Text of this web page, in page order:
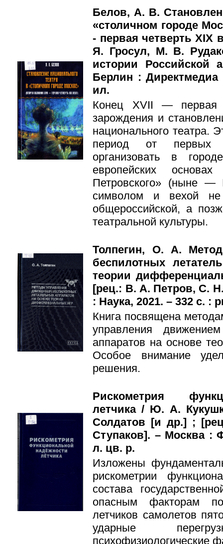
Белов, А. В.
«столичном городе
- первая четверть XIX
Я. Гросул, М. В.
истории Российской
Берлин :
ил.
Конец XVII —
зарождения и
национального театра.
период от первых
организовать в
европейских
Петровского» (ныне —
символом и вехой
общероссийской, а
театральной культуры.
Толпегин, О. А.
беспилотных
теории
[рец.: В. А. Петров, С.
: Наука, 2021. – 332 с. :
Книга посвящена
управления
аппаратов на основе
Особое внимание
решения.
Рискометрия
летчика / Ю. А.
Солдатов [и др.] ;
Ступаков]. – Москва :
л. цв. р.
Изложены
рискометрии
состава
опасным факторам
летчиков самолетов
ударные
психофизиологические